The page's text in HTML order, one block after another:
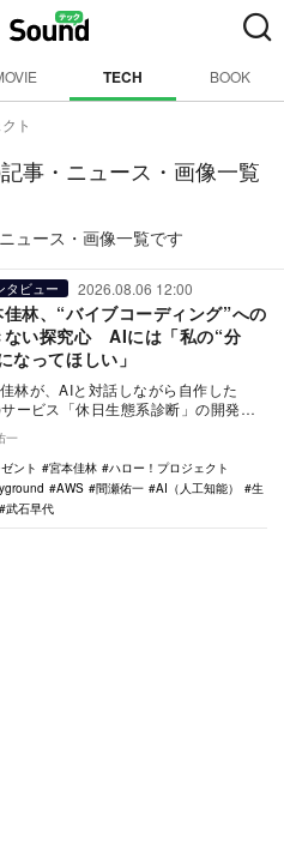
TECH BOOK
ト
事・ニュース・画像一覧
ュース・画像一覧です
タビュー 2026.08.06 12:00
佳林、“バイブコーディング”への
ない探究心 AIには「私の“分
なってほしい」
林が、AIと対話しながら自作した
ービス「休日生態系診断」の開発秘
…
一
ント
宮本佳林
ハロー！プロジェクト
AWS 間瀬佑一 AI（人工知能）
生
武石早代